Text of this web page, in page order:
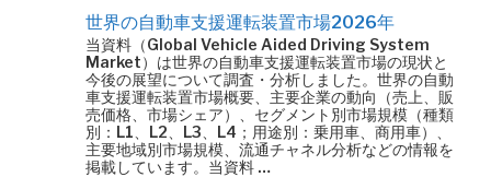
世界の自動車支援運転装置市場2026年
当資料（Global Vehicle Aided Driving System
Market）は世界の自動車支援運転装置市場の現状と
今後の展望について調査・分析しました。世界の自動
車支援運転装置市場概要、主要企業の動向（売上、販
売価格、市場シェア）、セグメント別市場規模（種類
別：L1、L2、L3、L4；用途別：乗用車、商用車）、
主要地域別市場規模、流通チャネル分析などの情報を
掲載しています。当資料 …